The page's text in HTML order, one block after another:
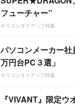
フューチャー”
オリコンタイアップ特集
パソコンメーカー
万円台PC３選」
オリコンタイアップ特集
『VIVANT』限定